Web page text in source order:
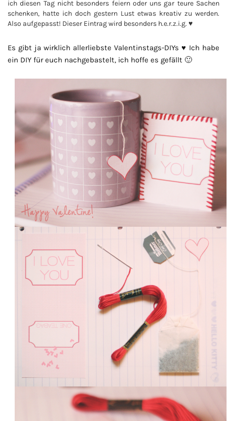
ich diesen Tag nicht besonders feiern oder uns gar teure Sachen
schenken, hatte ich doch gestern Lust etwas kreativ zu werden.
Also aufgepasst! Dieser Eintrag wird besonders h.e.r.z.i.g. ♥
Es gibt ja wirklich allerliebste Valentinstags-DIYs ♥ Ich habe
ein DIY für euch nachgebastelt, ich hoffe es gefällt 🙂